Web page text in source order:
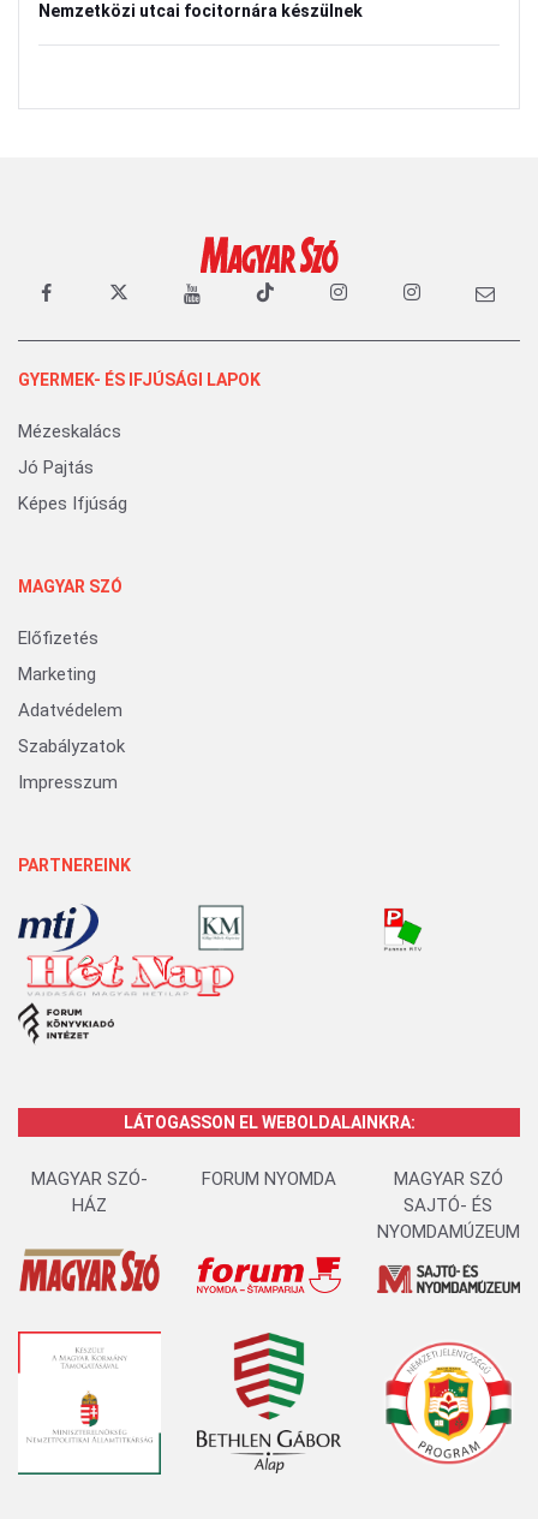
Nemzetközi utcai focitornára készülnek
GYERMEK- ÉS IFJÚSÁGI LAPOK
Mézeskalács
Jó Pajtás
Képes Ifjúság
MAGYAR SZÓ
Előfizetés
Marketing
Adatvédelem
Szabályzatok
Impresszum
PARTNEREINK
LÁTOGASSON EL WEBOLDALAINKRA:
MAGYAR SZÓ-
HÁZ
FORUM NYOMDA
MAGYAR SZÓ
SAJTÓ- ÉS
NYOMDAMÚZEUM